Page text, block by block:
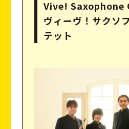
Vive!
ヴィーヴ！サクソ
テット